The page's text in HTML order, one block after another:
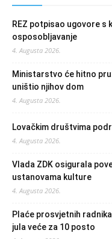
REZ potpisao ugovore s
osposobljavanje
4. Augusta 2026.
Ministarstvo će hitno
uništio njihov dom
4. Augusta 2026.
Lovačkim društvima
4. Augusta 2026.
Vlada ZDK osigurala
ustanovama kulture
4. Augusta 2026.
Plaće prosvjetnih
jula veće za 10 posto